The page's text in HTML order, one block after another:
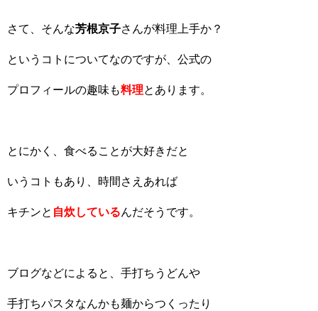
さて、そんな芳根京子さんが料理上手か？
というコトについてなのですが、公式の
プロフィールの趣味も料理とあります。
とにかく、食べることが大好きだと
いうコトもあり、時間さえあれば
キチンと 自炊しているんだそうです。
ブログなどによると、手打ちうどんや
手打ちパスタなんかも麺からつくったり